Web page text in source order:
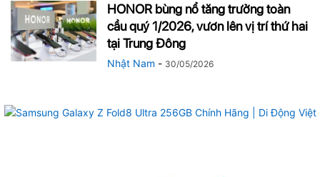
HONOR bùng nổ tăng trưởng toàn
cầu quý 1/2026, vươn lên vị trí thứ hai
tại Trung Đông
Nhật Nam - 30/05/2026